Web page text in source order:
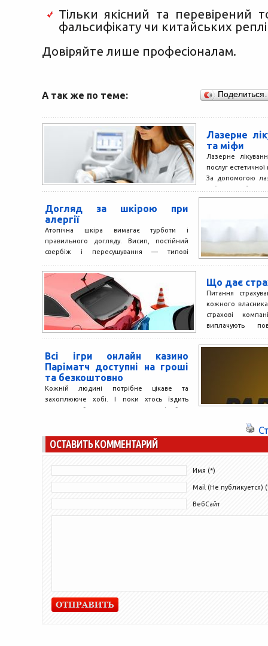
Тільки якісний та перевірений
фальсифікату чи китайських
Довіряйте лише професіоналам.
А так же по теме:
Лазерне
та міфи
Лазерне
послуг
За допомогою
стійким
Догляд за шкірою при
алергії
Атопічна шкіра вимагає турботи і
правильного догляду. Висип, постійний
свербіж і пересушування — типові
слідуйте декільком...
Що дає
Питання
кожного
страхові
виплачують
Всі ігри онлайн казино
Паріматч доступні на гроші
та безкоштовно
Кожній людині потрібне цікаве та
захоплююче хобі. І поки хтось їздить
ловити рибу, а хтось дивиться футбол,
ОСТАВИТЬ КОММЕНТАРИЙ
Имя (*)
Mail (Не публикуется)
ВебСайт